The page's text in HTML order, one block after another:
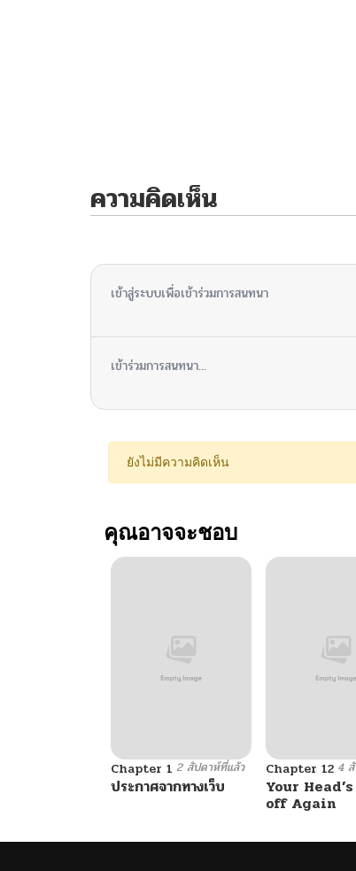
ความคิดเห็น
เข้าสู่ระบบเพื่อเข้าร่วมการสนทนา
เข้าร่วมการสนทนา...
ยังไม่มีความคิดเห็น
คุณอาจจะชอบ
Chapter 1 2 สัปดาห์ที่แล้ว
ประกาศจากทางเว็บ
Chapter 12 4
Your
off Again